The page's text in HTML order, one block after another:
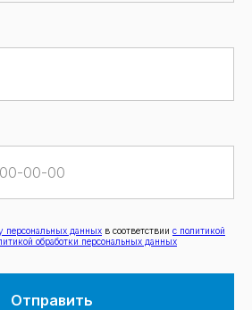
персональных данных в соответствии с политикой
обработки персональных данных
Отправить